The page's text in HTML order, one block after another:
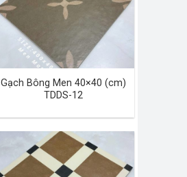
Gạch Bông Men 40×40 (cm)
TDDS-12